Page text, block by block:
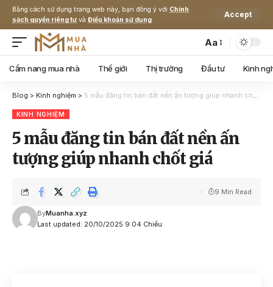
Bằng cách sử dụng trang web này, bạn đồng ý với Chính
sách quyền riêng tư và Điều khoản sử dụng.
Accept
Aa
Cẩm nang mua nhà Thế giới Thị trường Đầu tư Kinh
Blog > Kinh nghiệm > 5 mẫu đăng tin bán đất nền ấn tượng giúp nhanh chốt giá
KINH NGHIỆM
5 mẫu đăng tin bán đất nền ấn
tượng giúp nhanh chốt giá
Last updated: 20/10/2025 9:04 Chiều
ByMuanha.xyz
9 Min Read